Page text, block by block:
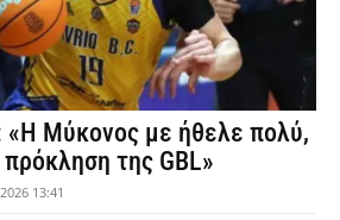
«Η Μύκονος με ήθελε πολύ,
πρόκληση της GBL»
13:41